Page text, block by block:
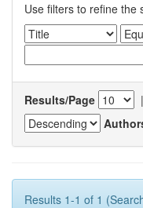
Use filters to refine the
Results/Page |
Results 1-1 of 1